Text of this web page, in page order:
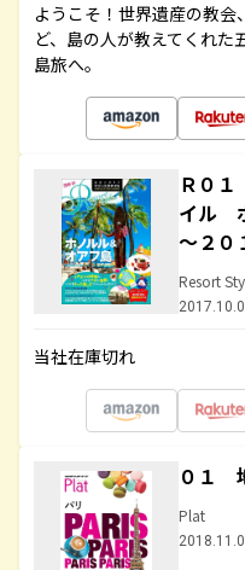
ようこそ！世界遺産の教
ど、島の人が教えてくれた
島旅へ。
Ｒ０
イル
～２０
Resort
当社在庫切れ
０１
Plat